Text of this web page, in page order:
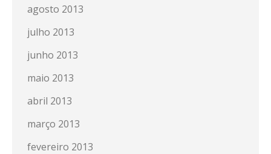
agosto 2013
julho 2013
junho 2013
maio 2013
abril 2013
março 2013
fevereiro 2013